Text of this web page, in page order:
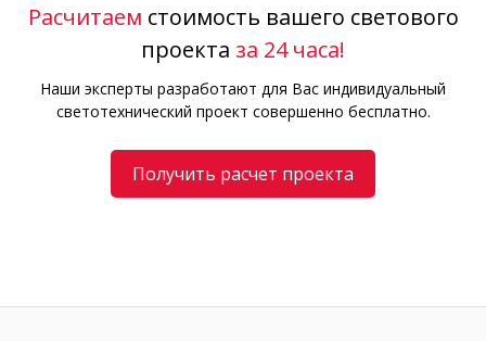
Расчитаем стоимость вашего светового
проекта за 24 часа!
Наши эксперты разработают для Вас индивидуальный
светотехнический проект совершенно бесплатно.
Получить расчет проекта